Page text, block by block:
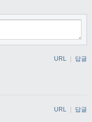
URL | 답글
URL | 답글